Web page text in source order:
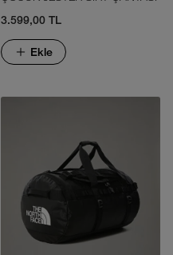
3.599,00 TL
Ekle